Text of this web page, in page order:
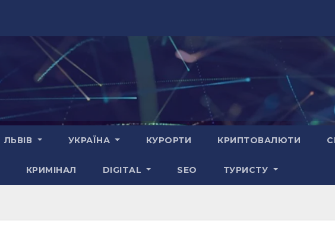
ЛЬВІВ УКРАЇНА КУРОРТИ КРИПТОВАЛЮТИ
КРИМІНАЛ DIGITAL SEO ТУРИСТУ